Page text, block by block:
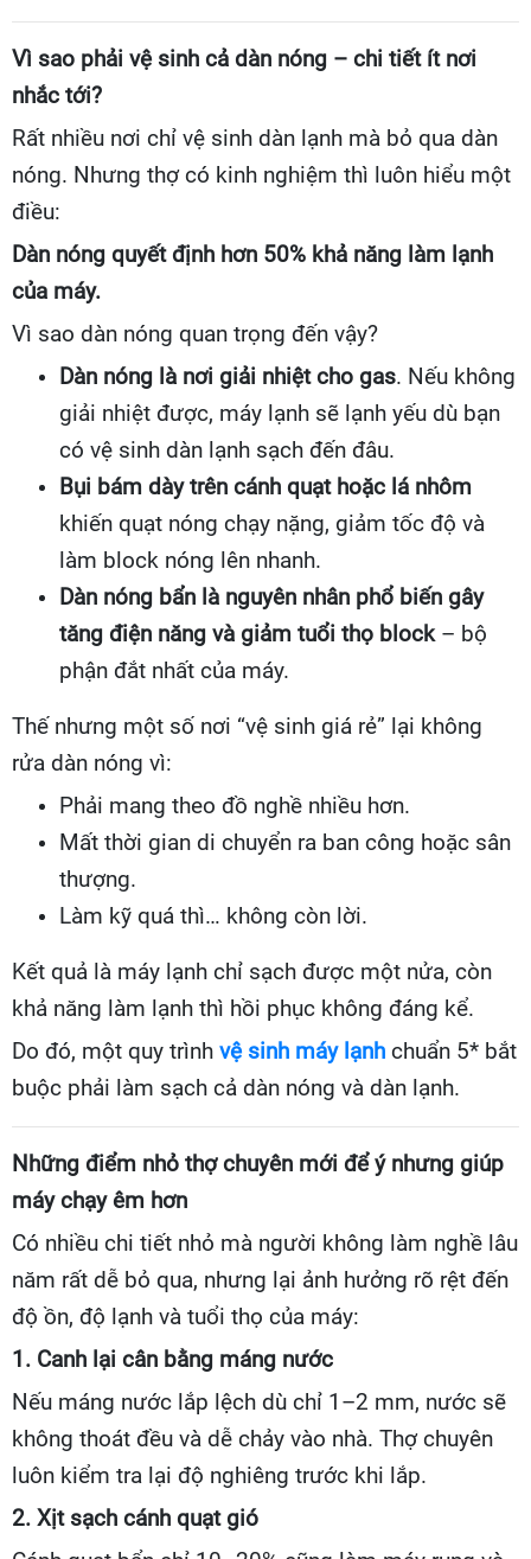
Vì sao phải vệ sinh cả dàn nóng – chi tiết ít nơi
nhắc tới?
Rất nhiều nơi chỉ vệ sinh dàn lạnh mà bỏ qua dàn
nóng. Nhưng thợ có kinh nghiệm thì luôn hiểu một
điều:
Dàn nóng quyết định hơn 50% khả năng làm lạnh
của máy.
Vì sao dàn nóng quan trọng đến vậy?
Dàn nóng là nơi giải nhiệt cho gas. Nếu không
giải nhiệt được, máy lạnh sẽ lạnh yếu dù bạn
có vệ sinh dàn lạnh sạch đến đâu.
Bụi bám dày trên cánh quạt hoặc lá nhôm
khiến quạt nóng chạy nặng, giảm tốc độ và
làm block nóng lên nhanh.
Dàn nóng bẩn là nguyên nhân phổ biến gây
tăng điện năng và giảm tuổi thọ block– bộ
phận đắt nhất của máy.
Thế nhưng một số nơi “vệ sinh giá rẻ” lại không
rửa dàn nóng vì:
Phải mang theo đồ nghề nhiều hơn.
Mất thời gian di chuyển ra ban công hoặc sân
thượng.
Làm kỹ quá thì… không còn lời.
Kết quả là máy lạnh chỉ sạch được một nửa, còn
khả năng làm lạnh thì hồi phục không đáng kể.
Do đó, một quy trình vệ sinh máy lạnh chuẩn 5* bắt
buộc phải làm sạch cả dàn nóng và dàn lạnh.
Những điểm nhỏ thợ chuyên mới để ý nhưng giúp
máy chạy êm hơn
Có nhiều chi tiết nhỏ mà người không làm nghề lâu
năm rất dễ bỏ qua, nhưng lại ảnh hưởng rõ rệt đến
độ ồn, độ lạnh và tuổi thọ của máy:
1. Canh lại cân bằng máng nước
Nếu máng nước lắp lệch dù chỉ 1–2 mm, nước sẽ
không thoát đều và dễ chảy vào nhà. Thợ chuyên
luôn kiểm tra lại độ nghiêng trước khi lắp.
2. Xịt sạch cánh quạt gió